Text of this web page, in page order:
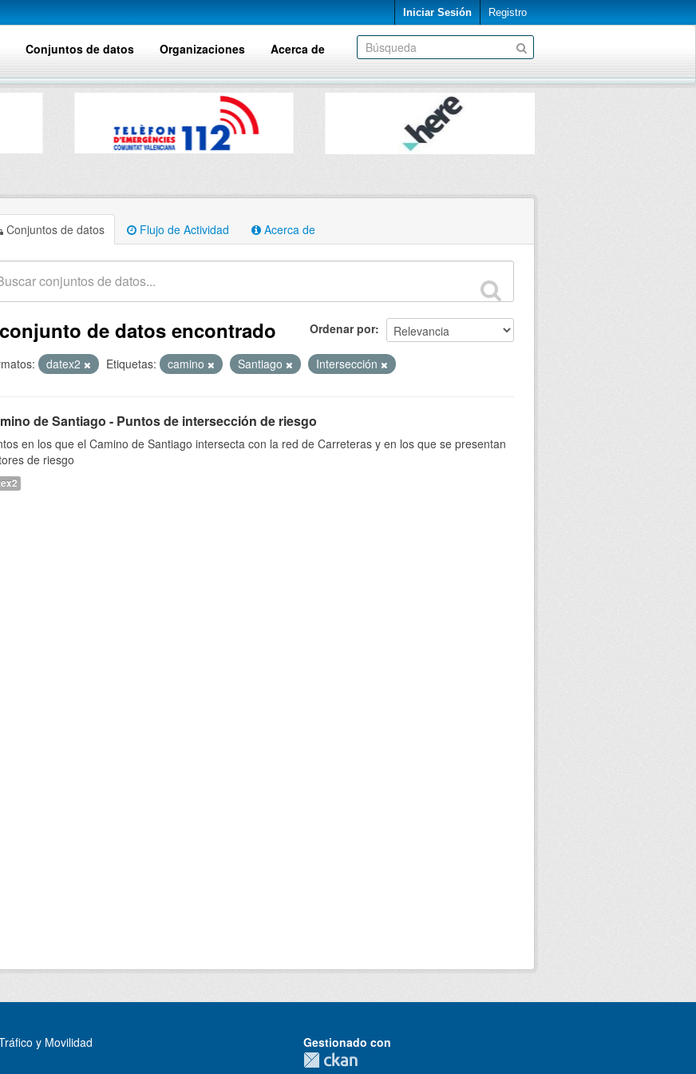
Iniciar Sesión Registro
Conjuntos de datos Organizaciones Acerca de
Conjuntos de datos Flujo de Actividad Acerca de
Ordenar por
de datos encontrado
datex2 Etiquetas: camino Santiago Intersección
de Santiago - Puntos de intersección de riesgo
en los que el Camino de Santiago intersecta con la red de Carreteras y en los que se presentan
de riesgo
y Movilidad
Gestionado con